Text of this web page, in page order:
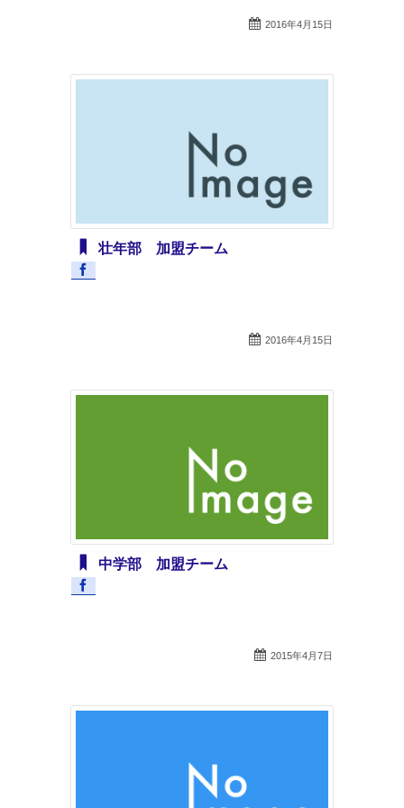
2016年4月15日
壮年部 加盟チーム
2016年4月15日
中学部 加盟チーム
2015年4月7日